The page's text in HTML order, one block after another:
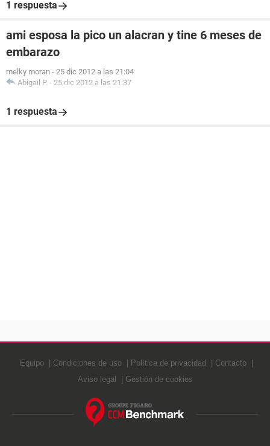
1 respuesta
ami esposa la pico un alacran y tine 6 meses de
embarazo
melky moran - 25 dic 2012 a las 21:04
Abigail P. - 25 dic 2012 a las 21:37
1 respuesta
Equipo Condiciones de uso Política de privacidad
Contacto
Aviso legal
Gestión de cookies